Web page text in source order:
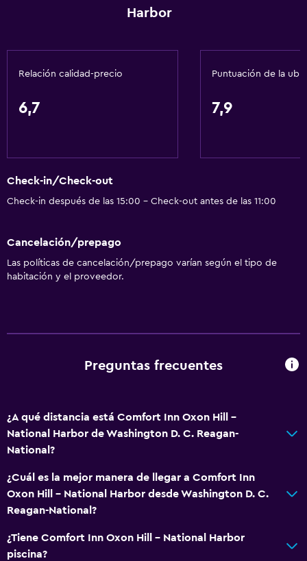
Estacionamiento accesible
Áreas designadas para fumadores
Nevera
Microondas
Cámaras CCTV en el exterior
Sistema de entretenimiento
TV por cable o vía satélite
Baño
Harbor
Relación calidad-precio
6,7
Puntuación de la
7,9
Check-in/Check-out
Check-in después de las 15:00 - Check-out antes de las 11:00
Cancelación/prepago
Las políticas de cancelación/prepago varían según el tipo de
habitación y el proveedor.
Preguntas frecuentes
¿A qué distancia está Comfort Inn Oxon Hill -
National Harbor de Washington D. C. Reagan-
National?
¿Cuál es la mejor manera de llegar a Comfort Inn
Oxon Hill - National Harbor desde Washington D. C.
Reagan-National?
¿Tiene Comfort Inn Oxon Hill - National Harbor
piscina?